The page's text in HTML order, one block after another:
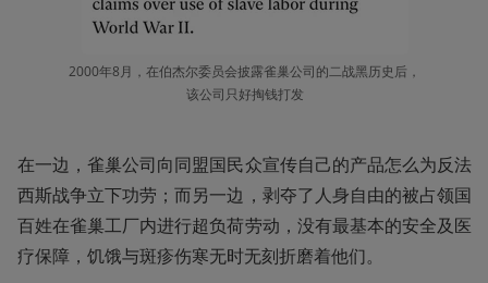
2000年8月，在伯杰尔委员会披露雀巢公司的二战黑历史后，
该公司只好掏钱打发
在一边，雀巢公司向同盟国民众宣传自己的产品怎么为反法
西斯战争立下功劳；而另一边，剥夺了人身自由的被占领国
百姓在雀巢工厂内进行超负荷劳动，没有最基本的安全及医
疗保障，饥饿与斑疹伤寒无时无刻折磨着他们。